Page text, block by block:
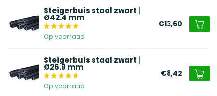
Steigerbuis staal zwart |
Ø42.4 mm
Op voorraad
€13,60
Steigerbuis staal zwart |
Ø26.9 mm
Op voorraad
€8,42